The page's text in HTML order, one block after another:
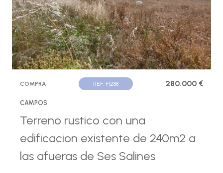
COMPRA REF. F1288 280.000 €
CAMPOS
Terreno rustico con una
edificacion existente de 240m2 a
las afueras de Ses Salines